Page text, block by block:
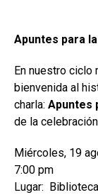
Apuntes para
En nuestro
bienvenida al
charla: Apuntes
de la
Miércoles, 19
7:00 pm
Lugar: